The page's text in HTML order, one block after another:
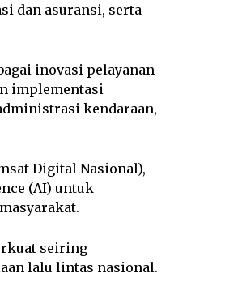
dan asuransi, serta
inovasi pelayanan
implementasi
kendaraan,
Digital Nasional),
(AI) untuk
seiring
lalu lintas nasional.